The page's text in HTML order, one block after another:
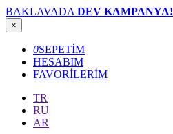
BAKLAVADA DEV KAMPANYA!
×
0SEPETİM
HESABIM
FAVORİLERİM
TR
RU
AR